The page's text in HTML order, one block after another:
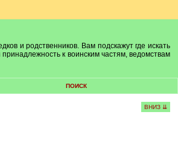
и родственников. Вам подскажут где искать
к воинским частям, ведомствам
ПОИСК
ВНИЗ ⇊